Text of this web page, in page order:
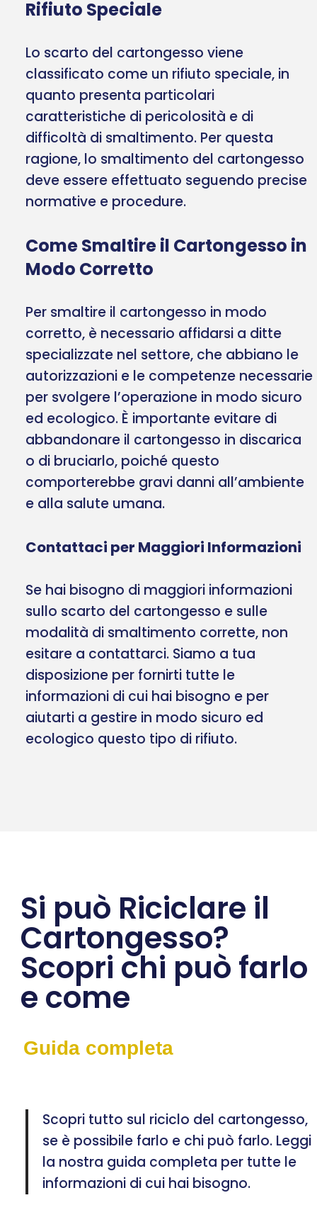
Rifiuto Speciale
Lo scarto del cartongesso viene
classificato come un rifiuto speciale, in
quanto presenta particolari
caratteristiche di pericolosità e di
difficoltà di smaltimento. Per questa
ragione, lo smaltimento del cartongesso
deve essere effettuato seguendo precise
normative e procedure.
Come Smaltire il Cartongesso in
Modo Corretto
Per smaltire il cartongesso in modo
corretto, è necessario affidarsi a ditte
specializzate nel settore, che abbiano le
autorizzazioni e le competenze necessarie
per svolgere l’operazione in modo sicuro
ed ecologico. È importante evitare di
abbandonare il cartongesso in discarica
o di bruciarlo, poiché questo
comporterebbe gravi danni all’ambiente
e alla salute umana.
Contattaci per Maggiori Informazioni
Se hai bisogno di maggiori informazioni
sullo scarto del cartongesso e sulle
modalità di smaltimento corrette, non
esitare a contattarci. Siamo a tua
disposizione per fornirti tutte le
informazioni di cui hai bisogno e per
aiutarti a gestire in modo sicuro ed
ecologico questo tipo di rifiuto.
Si può Riciclare il
Cartongesso?
Scopri chi può farlo
e come
Guida completa
Scopri tutto sul riciclo del cartongesso,
se è possibile farlo e chi può farlo. Leggi
la nostra guida completa per tutte le
informazioni di cui hai bisogno.